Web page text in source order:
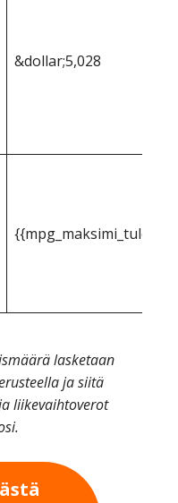
&dollar;5,028
lasketaan
ja siitä
liikevaihtoverot